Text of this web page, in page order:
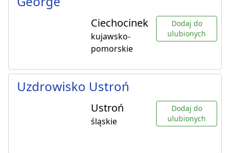
Ciechocinek
kujawsko-
pomorskie
Dodaj do
ulubionych
Uzdrowisko Ustroń
Ustroń
śląskie
Dodaj do
ulubionych